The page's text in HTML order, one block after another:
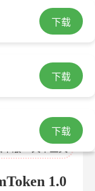
下载
下载
下载
1.0